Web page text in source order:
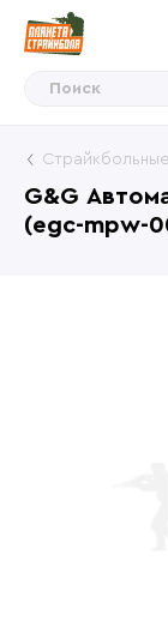
G&G
(egc-mpw-